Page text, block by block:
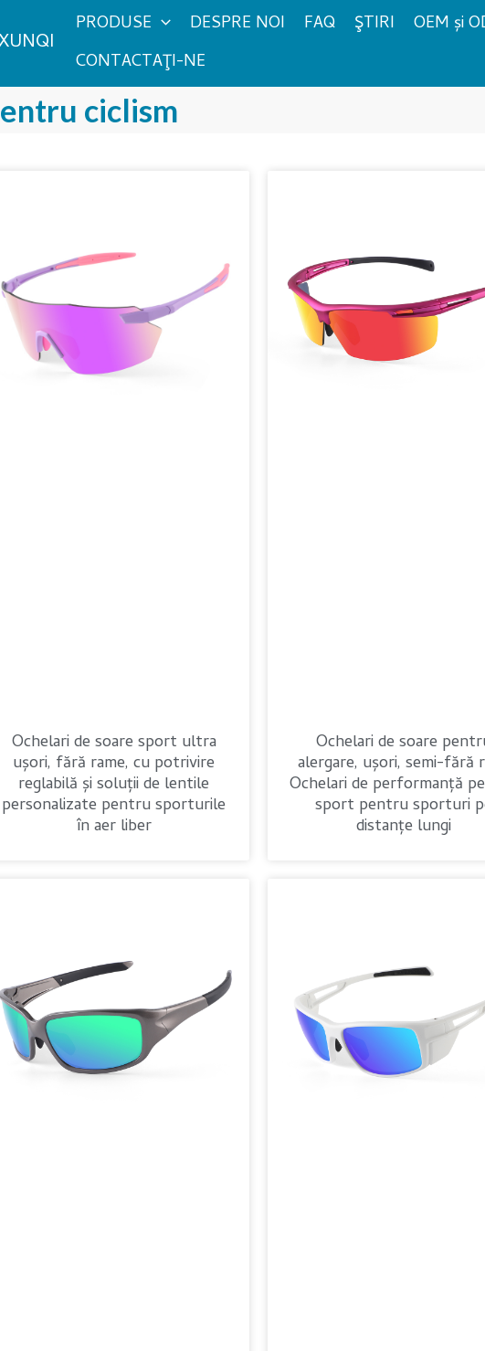
PRODUSE DESPRE NOI FAQ ŞTIRI
OEM și
CONTACTAŢI-NE
ciclism
Ochelari de soare sport ultra
ușori, fără rame, cu potrivire
reglabilă și soluții de lentile
personalizate pentru sporturile
în aer liber
Ochelari de soare
alergare, ușori, semi-fără
Ochelari de performanță
sport pentru sporturi
distanțe lungi